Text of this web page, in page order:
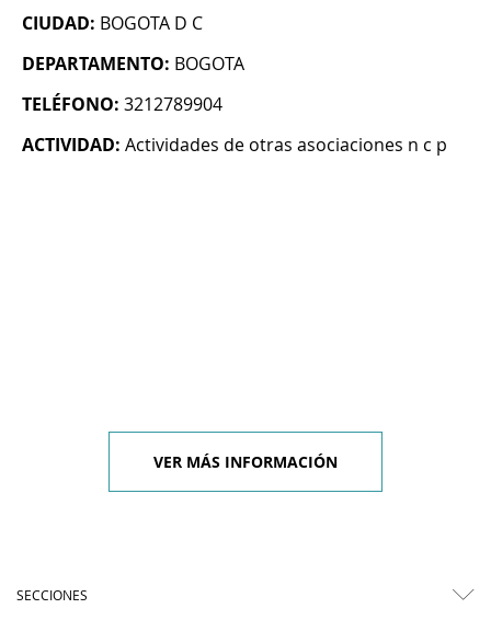
CIUDAD: BOGOTA D C
DEPARTAMENTO: BOGOTA
TELÉFONO: 3212789904
ACTIVIDAD: Actividades de otras asociaciones n c p
VER MÁS INFORMACIÓN
SECCIONES